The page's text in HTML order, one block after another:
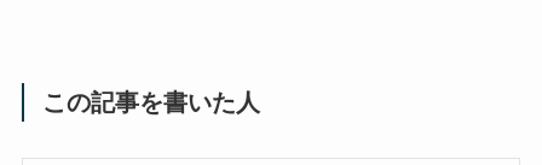
この記事を書いた人